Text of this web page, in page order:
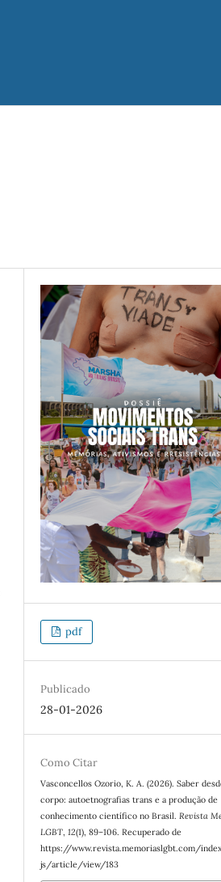
pdf
Publicado
28-01-2026
Como Citar
Vasconcellos Ozorio, K. A. (2026). Saber
corpo: autoetnografias trans e a produção de
conhecimento científico no Brasil. Revista
LGBT ,12(1), 89–106. Recuperado de
https://www.revista.memoriaslgbt.com/
js/article/view/183